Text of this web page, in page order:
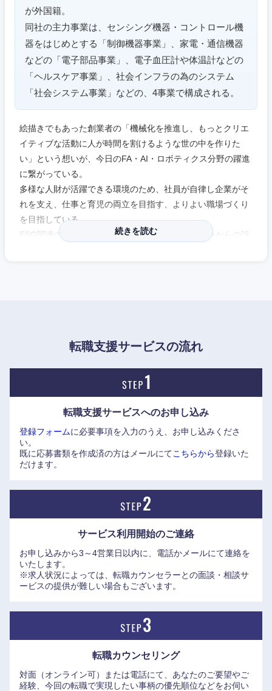
が外国籍。
同社の主力事業は、センシング機器・コントロール機
器をはじめとする「制御機器事業」、家電・通信機器
などの「電子部品事業」、電子血圧計や体温計などの
「ヘルスケア事業」、社会インフラの為のシステム
「社会システム事業」などの、4事業で構成される。
絵描きでもあった創業者の「機械化を推進し、もっとクリエ
イティブな活動に人が時間を割けるような世の中を作りた
い」という想いが、今日のFA・AI・ロボティクス分野の躍進
に繋がっている。
多様な人財が活躍できる環境のため、社員が自律し企業がそ
れを支え、仕事と育児の両立を目指す、よりよい職場づくり
を目指している。
ESG関連の表彰や銘柄選定も多数受けており、社外からの評
も、仕事と家庭の両立が叶う様々な制度で支援している。
女性活躍推進サイト：
https://www.omron.com/jp/ja/recruit/woman-activity/
続きを読む
転職支援サービスの流れ
転職支援サービスへのお申し込み
登録フォームに必要事項を入力のうえ、お申し込みくださ
い。
既に応募書類を作成済の方はメールにてこちらから登録いた
だけます。
サービス利用開始のご連絡
お申し込みから3～4営業日以内に、電話かメールにて連絡を
いたします。
※求人状況によっては、転職カウンセラーとの面談・相談サ
ービスの提供が難しい場合もございます。
転職カウンセリング
対面（オンライン可）または電話にて、あなたのご要望やご
経験、今回の転職で実現したい事柄の優先順位などをお伺い
中国・四国地方
鳥取県 島根県
香川県 愛媛県